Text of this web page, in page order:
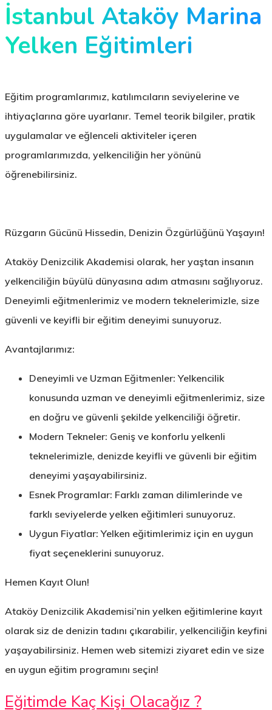
İstanbul Ataköy Marina
Yelken Eğitimleri
Eğitim programlarımız, katılımcıların seviyelerine ve
ihtiyaçlarına göre uyarlanır. Temel teorik bilgiler, pratik
uygulamalar ve eğlenceli aktiviteler içeren
programlarımızda, yelkenciliğin her yönünü
öğrenebilirsiniz.
Rüzgarın Gücünü Hissedin, Denizin Özgürlüğünü Yaşayın!
Ataköy Denizcilik Akademisi olarak, her yaştan insanın
yelkenciliğin büyülü dünyasına adım atmasını sağlıyoruz.
Deneyimli eğitmenlerimiz ve modern teknelerimizle, size
güvenli ve keyifli bir eğitim deneyimi sunuyoruz.
Avantajlarımız:
Deneyimli ve Uzman Eğitmenler: Yelkencilik
konusunda uzman ve deneyimli eğitmenlerimiz, size
en doğru ve güvenli şekilde yelkenciliği öğretir.
Modern Tekneler: Geniş ve konforlu yelkenli
teknelerimizle, denizde keyifli ve güvenli bir eğitim
deneyimi yaşayabilirsiniz.
Esnek Programlar: Farklı zaman dilimlerinde ve
farklı seviyelerde yelken eğitimleri sunuyoruz.
Uygun Fiyatlar: Yelken eğitimlerimiz için en uygun
fiyat seçeneklerini sunuyoruz.
Hemen Kayıt Olun!
Ataköy Denizcilik Akademisi’nin yelken eğitimlerine kayıt
olarak siz de denizin tadını çıkarabilir, yelkenciliğin keyfini
yaşayabilirsiniz. Hemen web sitemizi ziyaret edin ve size
en uygun eğitim programını seçin!
Eğitimde Kaç Kişi Olacağız ?